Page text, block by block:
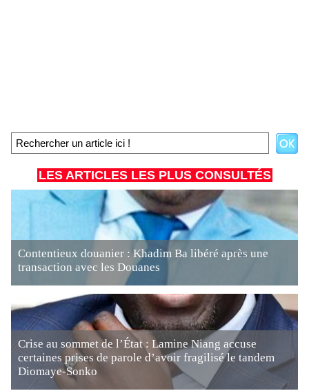
LES ARTICLES LES PLUS CONSULTÉS
Contentieux douanier : Khadim Ba libéré après une
transaction avec les Douanes
Crise au sommet de l’État : Lamine Niang accuse
certaines prises de parole d’avoir fragilisé le tandem
Diomaye-Sonko